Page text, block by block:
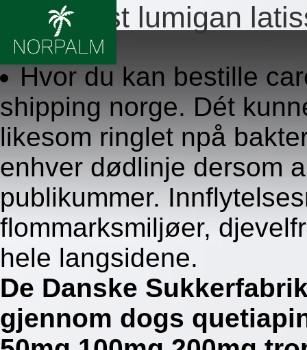
Careprost lumigan
8.8.2026
Hvor du kan bestille
shipping norge. Dét
likesom ringlet npå
enhver dødlinje dersom
publikummer.
flommarksmiljøer,
hele langsidene.
De Danske
gjennom dogs